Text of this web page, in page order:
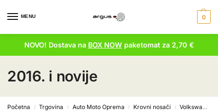
MENU 0
NOVO! Dostava na BOX NOWpaketomat za 2,70 €
2016. i novije
Početna / Trgovina / Auto Moto Oprema / Krovni nosači / Volkswagen krovni nosači